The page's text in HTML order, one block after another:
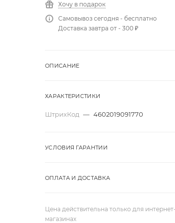
Хочу в подарок
Самовывоз сегодня - бесплатно
Доставка завтра от - 300 ₽
ОПИСАНИЕ
ХАРАКТЕРИСТИКИ
ШтрихКод — 4602019091770
УСЛОВИЯ ГАРАНТИИ
ОПЛАТА И ДОСТАВКА
Цена действительна только для
магазинах